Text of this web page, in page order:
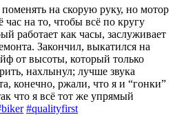
на скорую руку, но мотор
на то, чтобы всё по кругу
работает как часы, заслуживает
Закончил, выкатился на
от высоты, который только
нахлынул; лучше звука
конечно, ржали, что я и “гонки”
что я всё тот же упрямый
#qualityfirst